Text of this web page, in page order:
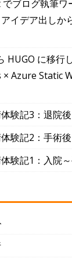
ブログ執筆ワ
イデア出しか
HUGO に移行
Azure Static
験記3：退院後
験記2：手術
験記1：入院